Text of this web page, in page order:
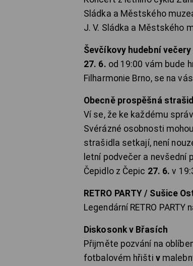
Sládka a Městského
J. V. Sládka a Městského
Ševčíkovy hudební večery
27. 6. od 19:00 vám bude
Filharmonie Brno, se na
Obecně prospěšná
Ví se, že ke každému
Svérázné osobnosti
strašidla setkají, není
letní podvečer a nevšední
Čepidlo z Čepic 27. 6. v
RETRO PARTY / Sušice
Legendární RETRO
Diskosonk v Břasích
Přijměte pozvání na
fotbalovém hřišti v